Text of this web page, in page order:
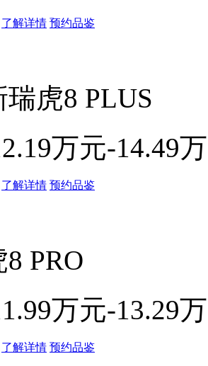
了解详情 预约品鉴
瑞虎8 PLUS
万元-14.49
了解详情 预约品鉴
PRO
万元-13.29
了解详情 预约品鉴